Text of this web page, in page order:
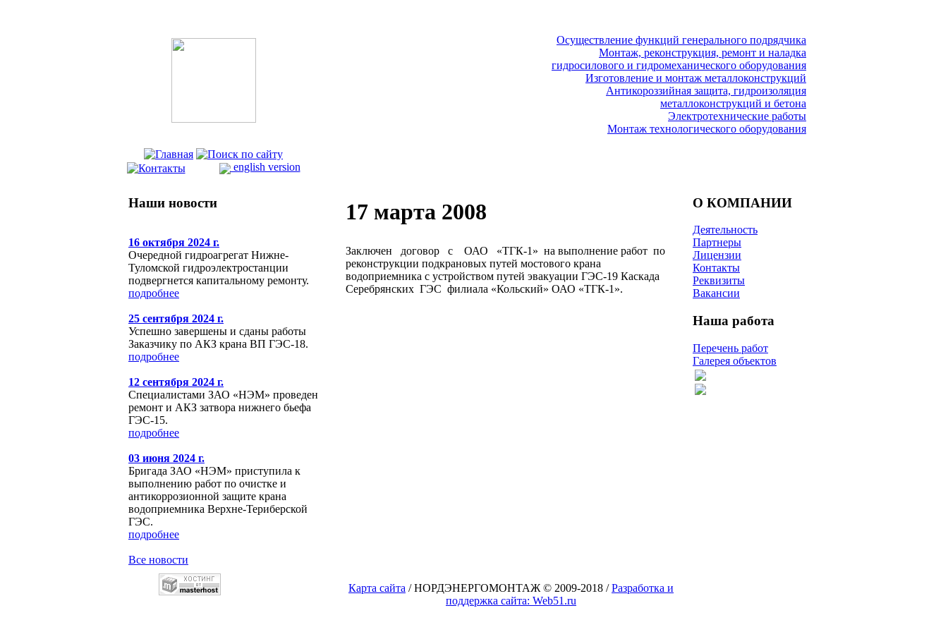
Осуществление функций генерального подрядчика
Монтаж, реконструкция, ремонт и наладка
гидросилового и гидромеханического оборудования
Изготовление и монтаж металлоконструкций
Антикороззийная защита, гидроизоляция
металлоконструкций и бетона
Электротехнические работы
Монтаж технологического оборудования
english version
Наши новости
16 октября 2024 г.
Очередной гидроагрегат Нижне-
Туломской гидроэлектростанции
подвергнется капитальному ремонту.
подробнее
25 сентября 2024 г.
Успешно завершены и сданы работы
Заказчику по АКЗ крана ВП ГЭС-18.
подробнее
12 сентября 2024 г.
Специалистами ЗАО «НЭМ» проведен
ремонт и АКЗ затвора нижнего бьефа
ГЭС-15.
подробнее
03 июня 2024 г.
Бригада ЗАО «НЭМ» приступила к
выполнению работ по очистке и
антикоррозионной защите крана
водоприемника Верхне-Териберской
ГЭС.
подробнее
Все новости
17 марта 2008
Заключен договор с ОАО «ТГК-1» на выполнение работ по
реконструкции подкрановых путей мостового крана
водоприемника с устройством путей эвакуации ГЭС-19 Каскада
Серебрянских ГЭС филиала «Кольский» ОАО «ТГК-1».
О КОМПАНИИ
Деятельность
Партнеры
Лицензии
Контакты
Реквизиты
Вакансии
Наша работа
Перечень работ
Галерея объектов
Карта сайта / НОРДЭНЕРГОМОНТАЖ © 2009-2018 /Разработка и
поддержка сайта: Web51.ru